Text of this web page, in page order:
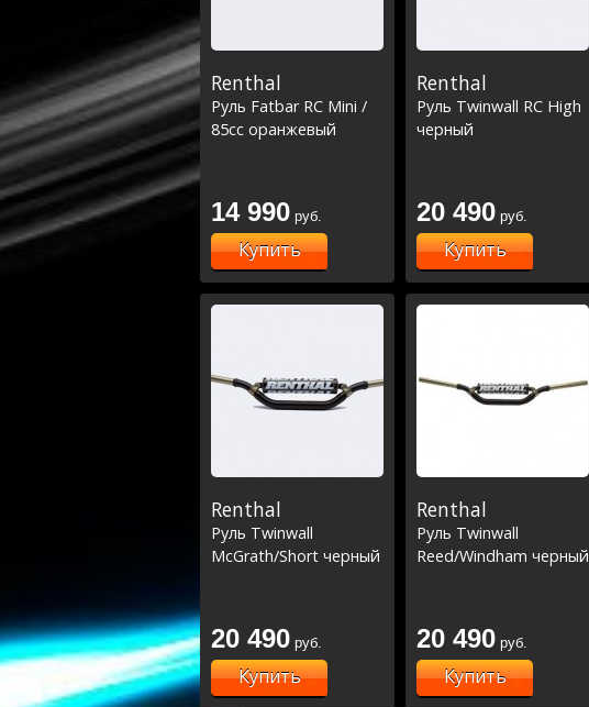
Renthal
Руль Fatbar RC Mini /
85сс оранжевый
14 990 руб.
Купить
Renthal
Руль Twinwall RC High
черный
20 490 руб.
Купить
Renthal
Руль Twinwall
McGrath/Short черный
20 490 руб.
Купить
Renthal
Руль Twinwall
Reed/Windham черный
20 490 руб.
Купить